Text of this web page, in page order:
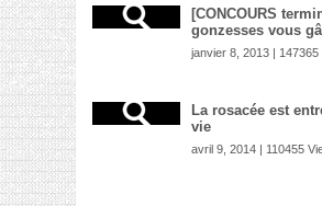
[CONCOURS
gonzesses vous
janvier 8, 2013 | 147365
La rosacée est
vie
avril 9, 2014 | 110455